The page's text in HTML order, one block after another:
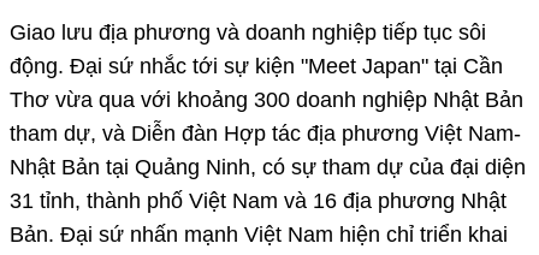
Giao lưu địa phương và doanh nghiệp tiếp tục sôi
động. Đại sứ nhắc tới sự kiện "Meet Japan" tại Cần
Thơ vừa qua với khoảng 300 doanh nghiệp Nhật Bản
tham dự, và Diễn đàn Hợp tác địa phương Việt Nam-
Nhật Bản tại Quảng Ninh, có sự tham dự của đại diện
31 tỉnh, thành phố Việt Nam và 16 địa phương Nhật
Bản. Đại sứ nhấn mạnh Việt Nam hiện chỉ triển khai